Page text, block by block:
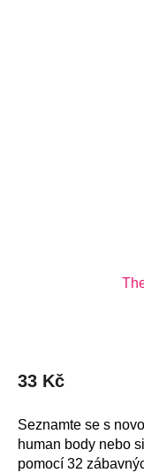
33 Kč
Seznamte se s
human body nebo
pomocí 32